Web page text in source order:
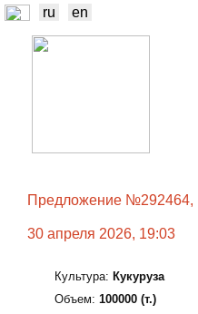
ru en
Предложение №292464,
30 апреля 2026, 19:03
Культура: Кукуруза
Объем: 100000 (т.)